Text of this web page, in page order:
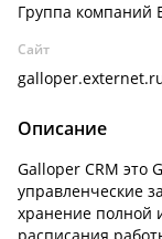
Группа компаний
Сайт
Описание
Galloper CRM это
управленческие
хранение полной